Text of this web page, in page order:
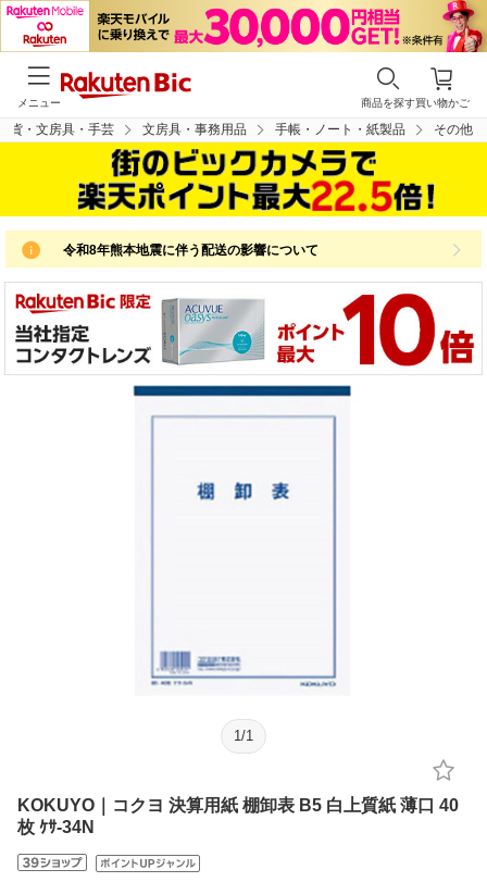
買い物かご
商品を探す
メニュー
貨・文房具・手芸 文房具・事務用品 手帳・ノート・紙製品 その他
令和8年熊本地震に伴う配送の影響について
1 /1
KOKUYO｜コクヨ 決算用紙 棚卸表 B5 白上質紙 薄口 40
枚 ｹｻ-34N